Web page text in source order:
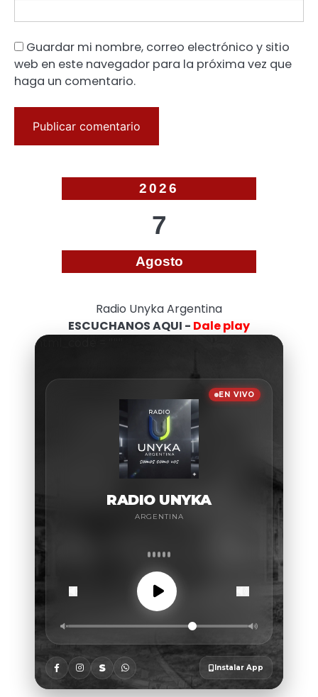
Guardar mi nombre, correo electrónico y sitio
web en este navegador para la próxima vez que
haga un comentario.
2026
7
Agosto
Radio Unyka Argentina
ESCUCHANOS AQUI - Dale play